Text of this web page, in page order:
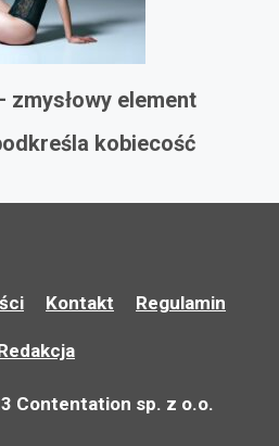
element
kobiecość
Kontakt Regulamin
Contentation sp. z o.o.